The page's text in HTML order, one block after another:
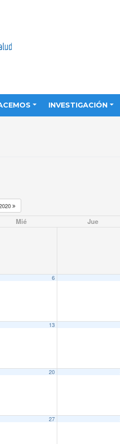
INVESTIGACIÓN
Mié Jue
6
13
20
27